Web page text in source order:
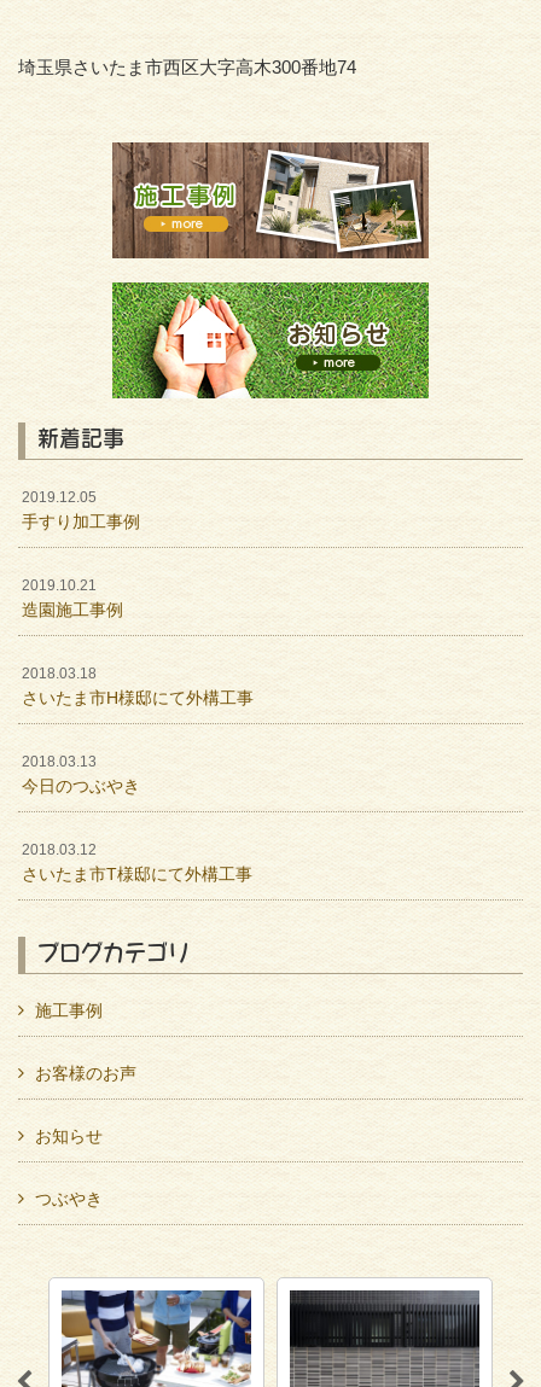
埼玉県さいたま市西区大字高木300番地74
新着記事
2019.12.05
手すり加工事例
2019.10.21
造園施工事例
2018.03.18
さいたま市H様邸にて外構工事
2018.03.13
今日のつぶやき
2018.03.12
さいたま市T様邸にて外構工事
ブログカテゴリ
施工事例
お客様のお声
お知らせ
つぶやき